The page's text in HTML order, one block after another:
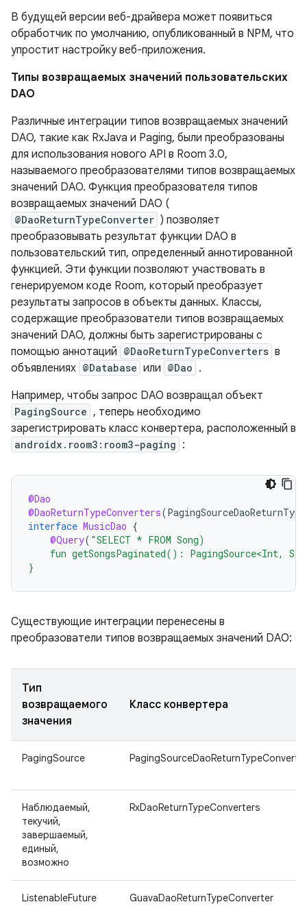
В будущей версии веб-драйвера может появиться
обработчик по умолчанию, опубликованный в NPM, что
упростит настройку веб-приложения.
Типы возвращаемых значений пользовательских
DAO
Различные интеграции типов возвращаемых значений
DAO, такие как RxJava и Paging, были преобразованы
для использования нового API в Room 3.0,
называемого преобразователями типов возвращаемых
значений DAO. Функция преобразователя типов
возвращаемых значений DAO (
@DaoReturnTypeConverter ) позволяет
преобразовывать результат функции DAO в
пользовательский тип, определенный аннотированной
функцией. Эти функции позволяют участвовать в
генерируемом коде Room, который преобразует
результаты запросов в объекты данных. Классы,
содержащие преобразователи типов возвращаемых
значений DAO, должны быть зарегистрированы с
помощью аннотаций @DaoReturnTypeConverters в
объявлениях @Database или @Dao .
Например, чтобы запрос DAO возвращал объект
PagingSource , теперь необходимо
зарегистрировать класс конвертера, расположенный в
androidx.room3:room3-paging :
@Dao
@DaoReturnTypeConverters(
interface MusicDao {
@Query( "SELECT * FROM Song)
fun getSongsPaginated(): PagingSource<Int,
}
Существующие интеграции перенесены в
преобразователи типов возвращаемых значений DAO:
Тип
возвращаемого
значения
Класс конвертера
PagingSource PagingSourceDaoReturnTypeConverter
Наблюдаемый,
текучий,
завершаемый,
единый,
возможно
RxDaoReturnTypeConverters
ListenableFuture GuavaDaoReturnTypeConverter